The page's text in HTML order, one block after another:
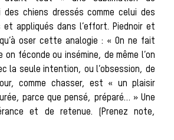
chiens dressés comme celui des
appliqués dans l’effort. Piednoir et
oser cette analogie : « On ne fait
on féconde ou insémine, de même l’on
la seule intention, ou l’obsession, de
comme chasser, est « un plaisir
parce que pensé, préparé… » Une
et de retenue. (Prenez note,